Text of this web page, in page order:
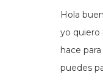
Hola
yo quiero
hace
puedes